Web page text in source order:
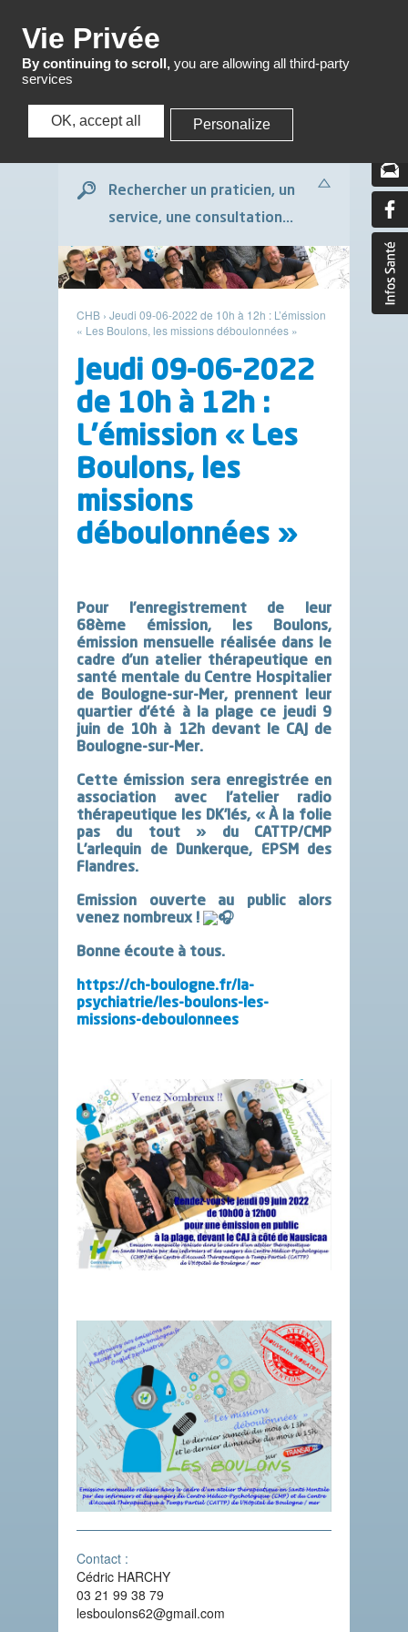
Menu
Rechercher un praticien, un
service, une consultation...
CHB › Jeudi 09-06-2022 de 10h à 12h : L’émission
« Les Boulons, les missions déboulonnées »
Jeudi 09-06-2022
de 10h à 12h :
L’émission « Les
Boulons, les
missions
déboulonnées »
Pour l’enregistrement de leur
68ème émission, les Boulons,
émission mensuelle réalisée dans le
cadre d’un atelier thérapeutique en
santé mentale du Centre Hospitalier
de Boulogne-sur-Mer, prennent leur
quartier d’été à la plage ce jeudi 9
juin de 10h à 12h devant le CAJ de
Boulogne-sur-Mer.
Cette émission sera enregistrée en
association avec l’atelier radio
thérapeutique les DK’lés, « À la folie
pas du tout » du CATTP/CMP
L’arlequin de Dunkerque, EPSM des
Flandres.
Emission ouverte au public alors
venez nombreux !
Bonne écoute à tous.
https://ch-boulogne.fr/la-
psychiatrie/les-boulons-les-
missions-deboulonnees
Contact :
Cédric HARCHY
03 21 99 38 79
lesboulons62@gmail.com
Vie Privée
By continuing to scroll, you are allowing all third-party
services
OK, accept all Personalize